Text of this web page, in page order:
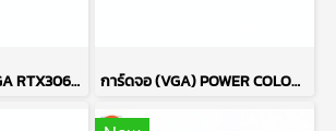
การ์ดจอ (VGA) EVGA RTX3060TI 8GB 3F FTW3 ULTRA P16563 การ์ดจอ (VGA) POWER COLOR RED DEVIL RX6700XT 12GB 3F P15085